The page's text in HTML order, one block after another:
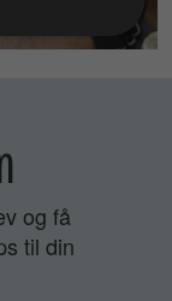
og få
til din